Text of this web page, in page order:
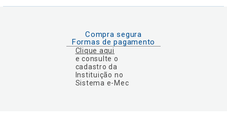
Compra segura
Formas de pagamento
Clique aqui
e consulte o
cadastro da
Instituição no
Sistema e-Mec